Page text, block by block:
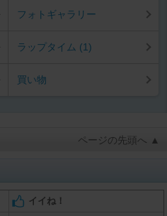
フォトギャラリー
ラップタイム (1)
買い物
ページの先頭へ ▲
イイね！